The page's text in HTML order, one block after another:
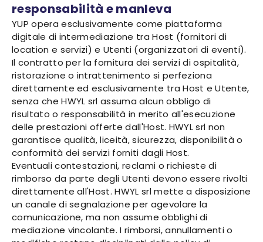
responsabilità e manleva
YUP opera esclusivamente come piattaforma
digitale di intermediazione tra Host (fornitori di
location e servizi) e Utenti (organizzatori di eventi).
Il contratto per la fornitura dei servizi di ospitalità,
ristorazione o intrattenimento si perfeziona
direttamente ed esclusivamente tra Host e Utente,
senza che HWYL srl assuma alcun obbligo di
risultato o responsabilità in merito all'esecuzione
delle prestazioni offerte dall'Host. HWYL srl non
garantisce qualità, liceità, sicurezza, disponibilità o
conformità dei servizi forniti dagli Host.
Eventuali contestazioni, reclami o richieste di
rimborso da parte degli Utenti devono essere rivolti
direttamente all'Host. HWYL srl mette a disposizione
un canale di segnalazione per agevolare la
comunicazione, ma non assume obblighi di
mediazione vincolante. I rimborsi, annullamenti o